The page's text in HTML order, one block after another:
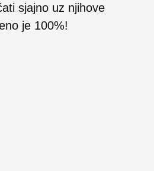
sjajno uz njihove
je 100%!